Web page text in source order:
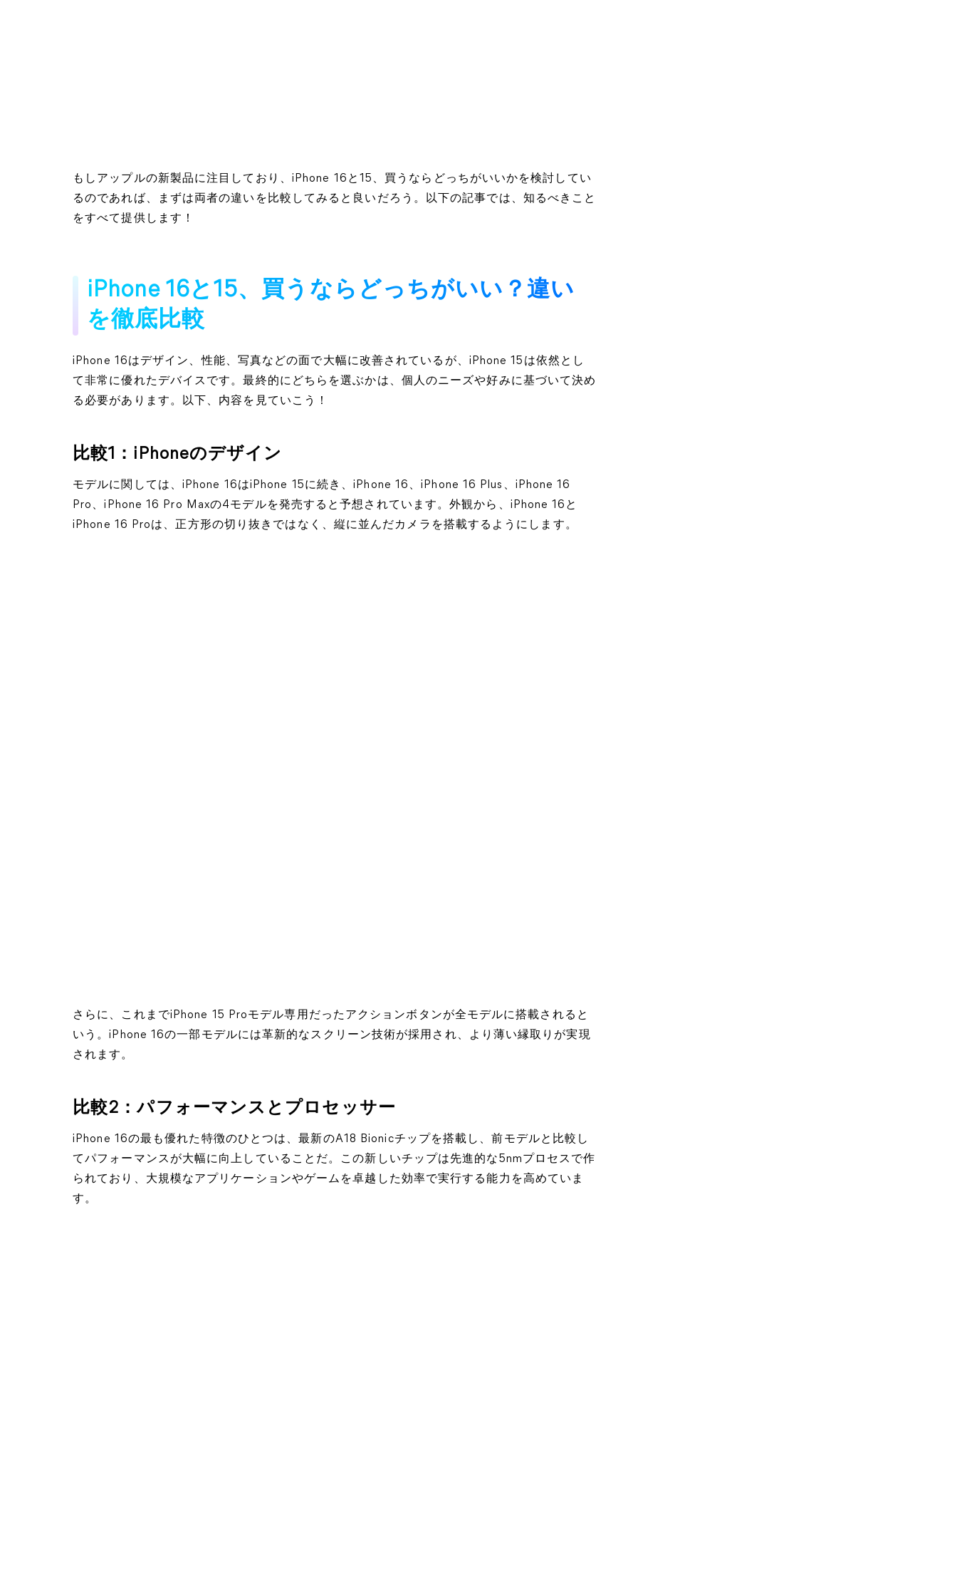
もしアップルの新製品に注目しており、iPhone 16と15、買うならどっちがいいかを検討してい
るのであれば、まずは両者の違いを比較してみると良いだろう。以下の記事では、知るべきこと
をすべて提供します！
iPhone 16と15、買うならどっちがいい？違い
を徹底比較
iPhone 16はデザイン、性能、写真などの面で大幅に改善されているが、iPhone 15は依然とし
て非常に優れたデバイスです。最終的にどちらを選ぶかは、個人のニーズや好みに基づいて決め
る必要があります。以下、内容を見ていこう！
比較1：iPhoneのデザイン
モデルに関しては、iPhone 16はiPhone 15に続き、iPhone 16、iPhone 16 Plus、iPhone 16
Pro、iPhone 16 Pro Maxの4モデルを発売すると予想されています。外観から、iPhone 16と
iPhone 16 Proは、正方形の切り抜きではなく、縦に並んだカメラを搭載するようにします。
さらに、これまでiPhone 15 Proモデル専用だったアクションボタンが全モデルに搭載されると
いう。iPhone 16の一部モデルには革新的なスクリーン技術が採用され、より薄い縁取りが実現
されます。
比較2：パフォーマンスとプロセッサー
iPhone 16の最も優れた特徴のひとつは、最新のA18 Bionicチップを搭載し、前モデルと比較し
てパフォーマンスが大幅に向上していることだ。この新しいチップは先進的な5nmプロセスで作
られており、大規模なアプリケーションやゲームを卓越した効率で実行する能力を高めていま
す。